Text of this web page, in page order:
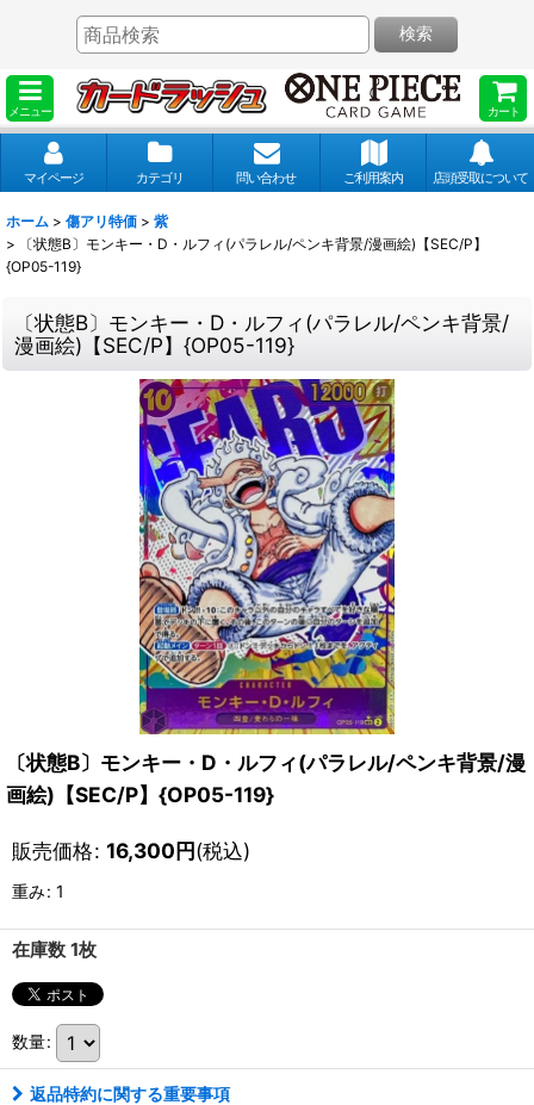
メニュー カート
検索
マイページ カテゴリ 問い合わせ ご利用案内 店頭受取について
ホーム > 傷アリ特価 > 紫
>
〔状態B〕モンキー・D・ルフィ(パラレル/ペンキ背景/漫画絵)【SEC/P】
{OP05-119}
〔状態B〕モンキー・D・ルフィ(パラレル/ペンキ背景/
漫画絵)【SEC/P】{OP05-119}
〔状態B〕モンキー・D・ルフィ(パラレル/ペンキ背景/漫
画絵)【SEC/P】{OP05-119}
販売価格: 16,300円(税込)
重み: 1
在庫数 1枚
数量:
返品特約に関する重要事項